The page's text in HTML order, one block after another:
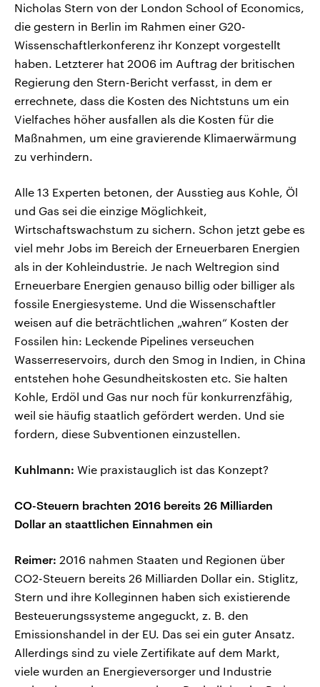
Nicholas Stern von der London School of Economics,
die gestern in Berlin im Rahmen einer G20-
Wissenschaftlerkonferenz ihr Konzept vorgestellt
haben. Letzterer hat 2006 im Auftrag der britischen
Regierung den Stern-Bericht verfasst, in dem er
errechnete, dass die Kosten des Nichtstuns um ein
Vielfaches höher ausfallen als die Kosten für die
Maßnahmen, um eine gravierende Klimaerwärmung
zu verhindern.
Alle 13 Experten betonen, der Ausstieg aus Kohle, Öl
und Gas sei die einzige Möglichkeit,
Wirtschaftswachstum zu sichern. Schon jetzt gebe es
viel mehr Jobs im Bereich der Erneuerbaren Energien
als in der Kohleindustrie. Je nach Weltregion sind
Erneuerbare Energien genauso billig oder billiger als
fossile Energiesysteme. Und die Wissenschaftler
weisen auf die beträchtlichen „wahren“ Kosten der
Fossilen hin: Leckende Pipelines verseuchen
Wasserreservoirs, durch den Smog in Indien, in China
entstehen hohe Gesundheitskosten etc. Sie halten
Kohle, Erdöl und Gas nur noch für konkurrenzfähig,
weil sie häufig staatlich gefördert werden. Und sie
fordern, diese Subventionen einzustellen.
Kuhlmann: Wie praxistauglich ist das Konzept?
CO-Steuern brachten 2016 bereits 26 Milliarden
Dollar an staattlichen Einnahmen ein
Reimer: 2016 nahmen Staaten und Regionen über
CO2-Steuern bereits 26 Milliarden Dollar ein. Stiglitz,
Stern und ihre Kolleginnen haben sich existierende
Besteuerungssysteme angeguckt, z. B. den
Emissionshandel in der EU. Das sei ein guter Ansatz.
Allerdings sind zu viele Zertifikate auf dem Markt,
viele wurden an Energieversorger und Industrie